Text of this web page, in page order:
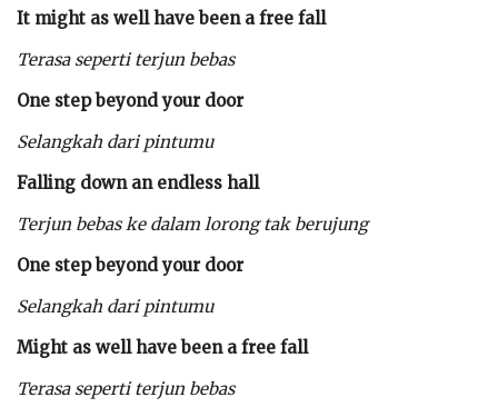
It might as well have been a free fall
Terasa seperti terjun bebas
One step beyond your door
Selangkah dari pintumu
Falling down an endless hall
Terjun bebas ke dalam lorong tak berujung
One step beyond your door
Selangkah dari pintumu
Might as well have been a free fall
Terasa seperti terjun bebas